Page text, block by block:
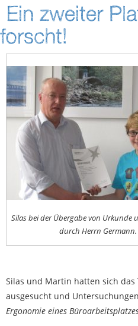
Ein zweiter
forscht!
Silas bei der Übergabe von Urkunde
durch Herrn Germann.
Silas und Martin hatten sich
ausgesucht und
Ergonomie eines